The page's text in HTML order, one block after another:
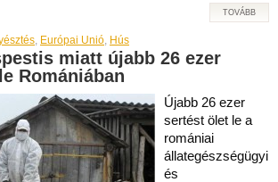
TOVÁBB
, Európai Unió, Hús
miatt újabb 26 ezer
Romániában
Újabb 26 ezer
sertést ölet le a
romániai
állategészségügyi
és